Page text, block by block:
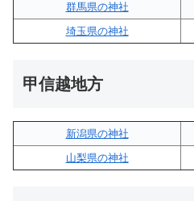
群馬県の神社
埼玉県の神社
甲信越地方
新潟県の神社
山梨県の神社